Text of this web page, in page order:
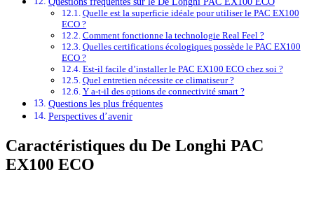
Quelle est la superficie idéale pour utiliser le PAC EX100
ECO ?
Comment fonctionne la technologie Real Feel ?
Quelles certifications écologiques possède le PAC EX100
ECO ?
Est-il facile d’installer le PAC EX100 ECO chez soi ?
Quel entretien nécessite ce climatiseur ?
Y a-t-il des options de connectivité smart ?
Questions les plus fréquentes
Perspectives d’avenir
Caractéristiques du De Longhi PAC
EX100 ECO